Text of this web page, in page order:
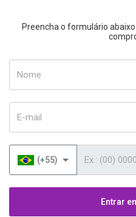
Preencha o formulário
(+55)
Entrar